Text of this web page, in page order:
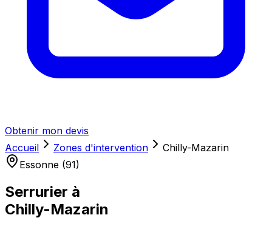
Obtenir mon devis
Accueil
Zones d'intervention
Chilly-Mazarin
Essonne (91)
Serrurier à
Chilly-Mazarin